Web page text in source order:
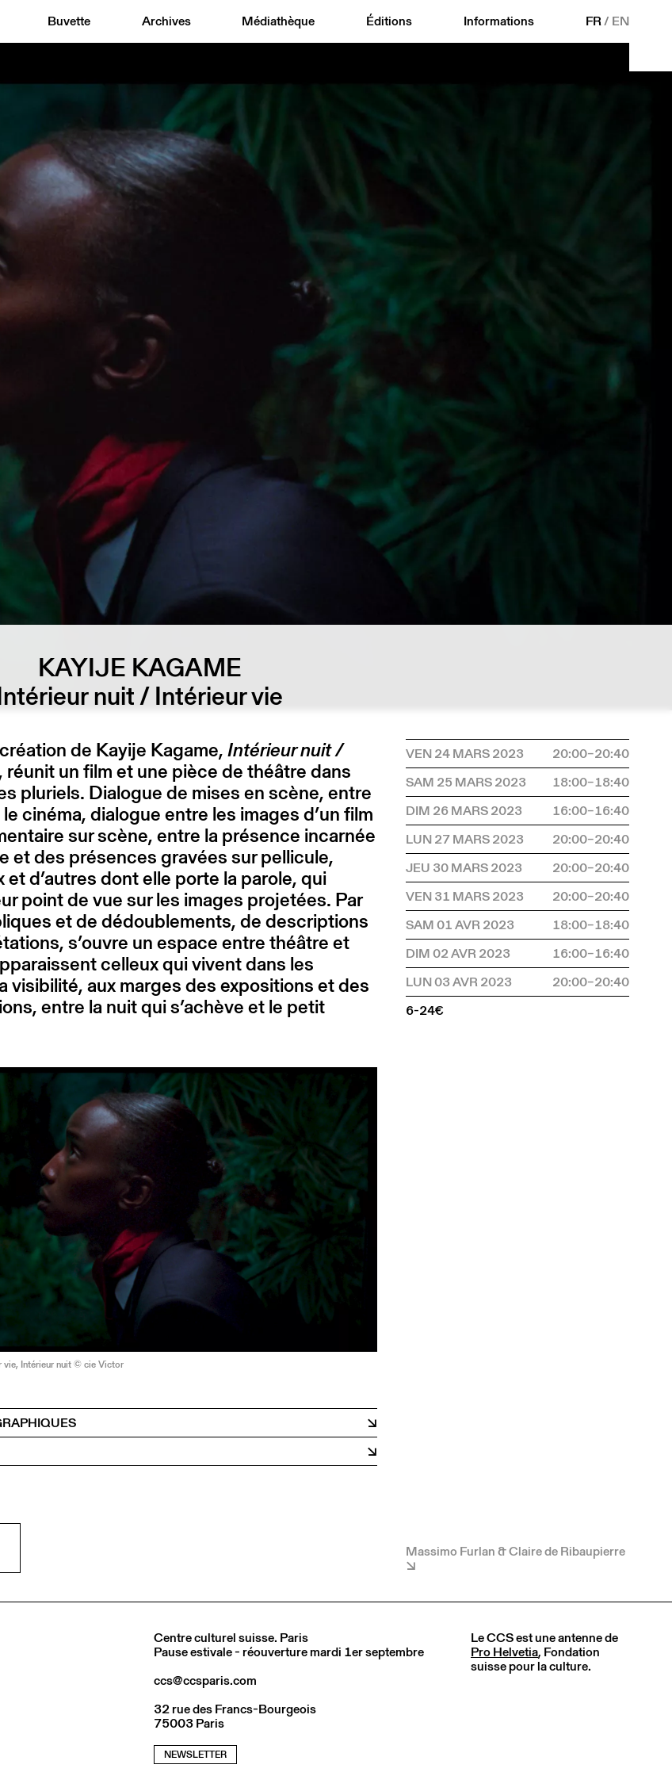
Buvette Archives Médiathèque Éditions Informations FR/ EN
KAYIJE KAGAME
nuit / Intérieur vie
de Kayije Kagame,Intérieur nuit /
, réunit un film et une pièce de théâtre dans
pluriels. Dialogue de mises en scène, entre
cinéma, dialogue entre les images d’un film
sur scène, entre la présence incarnée
et des présences gravées sur pellicule,
et d’autres dont elle porte la parole, qui
point de vue sur les images projetées. Par
et de dédoublements, de descriptions
s’ouvre un espace entre théâtre et
celleux qui vivent dans les
visibilité, aux marges des expositions et des
entre la nuit qui s’achève et le petit
vie, Intérieur nuit © cie Victor
VEN 24 MARS 2023
20:00–20:40
SAM 25 MARS 2023
18:00–18:40
DIM 26 MARS 2023
16:00–16:40
LUN 27 MARS 2023
20:00–20:40
JEU 30 MARS 2023
20:00–20:40
VEN 31 MARS 2023
20:00–20:40
SAM 01 AVR 2023
18:00–18:40
DIM 02 AVR 2023
16:00–16:40
LUN 03 AVR 2023
20:00–20:40
6-24€
Massimo Furlan & Claire de Ribaupierre
Centre culturel suisse. Paris
Pause estivale - réouverture mardi 1er septembre
ccs@ccsparis.com
32 rue des Francs-Bourgeois
75003 Paris
NEWSLETTER
Le CCS est une antenne de
Pro Helvetia, Fondation
suisse pour la culture.